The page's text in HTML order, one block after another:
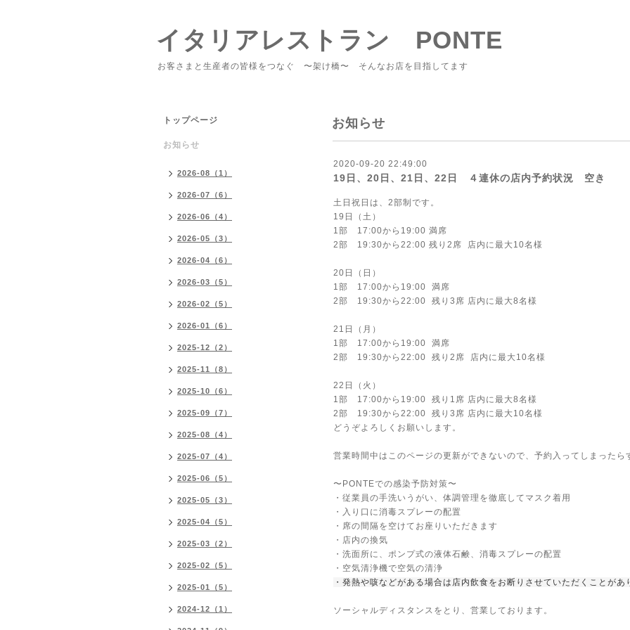
イタリアレストラン PONTE
お客さまと生産者の皆様をつなぐ 〜架け橋〜 そんなお店を目指してます
お知らせ
2020-09-20 22:49:00
19日、20日、21日、22日 ４連休の店内予約状況 空き
土日祝日は、2部制です。
19日（土）
1部 17:00から19:00 満席
2部 19:30から22:00 残り2席 店内に最大10名様
20日（日）
1部 17:00から19:00 満席
2部 19:30から22:00 残り3席 店内に最大8名様
21日（月）
1部 17:00から19:00 満席
2部 19:30から22:00 残り2席 店内に最大10名様
22日（火）
1部 17:00から19:00 残り1席 店内に最大8名様
2部 19:30から22:00 残り3席 店内に最大10名様
どうぞよろしくお願いします。
営業時間中はこのページの更新ができないので、予約入ってしまったら
〜PONTEでの感染予防対策〜
・従業員の手洗いうがい、体調管理を徹底してマスク着用
・入り口に消毒スプレーの配置
・席の間隔を空けてお座りいただきます
・店内の換気
・洗面所に、ポンプ式の液体石鹸、消毒スプレーの配置
・空気清浄機で空気の清浄
・発熱や咳などがある場合は店内飲食をお断りさせていただくことがあ
ソーシャルディスタンスをとり、営業しております。
トップページ
お知らせ
2026-08（1）
2026-07（6）
2026-06（4）
2026-05（3）
2026-04（6）
2026-03（5）
2026-02（5）
2026-01（6）
2025-12（2）
2025-11（8）
2025-10（6）
2025-09（7）
2025-08（4）
2025-07（4）
2025-06（5）
2025-05（3）
2025-04（5）
2025-03（2）
2025-02（5）
2025-01（5）
2024-12（1）